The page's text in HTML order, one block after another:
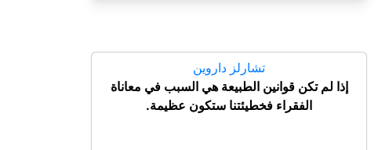
تشارلز داروين
إذا لم تكن قوانين الطبيعة هي السبب في معاناة
الفقراء فخطيئتنا ستكون عظيمة.